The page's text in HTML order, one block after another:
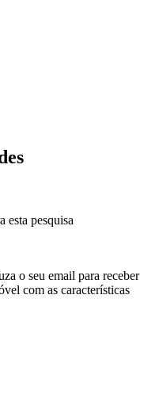
esta pesquisa
o seu email para receber
com as características